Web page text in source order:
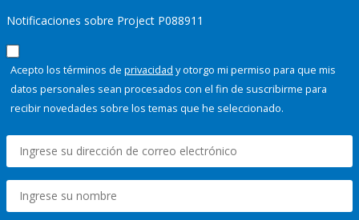
Notificaciones sobre Project P088911
Acepto los términos de privacidad y otorgo mi permiso para que mis
datos personales sean procesados con el fin de suscribirme para
recibir novedades sobre los temas que he seleccionado.